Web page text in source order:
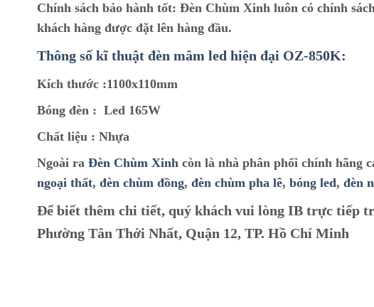
Chính sách bảo hành tốt: Đèn Chùm Xinh luôn có chính
khách hàng được đặt lên hàng đầu.
Thông số kĩ thuật đèn mâm led hiện đại OZ-850K:
Kích thước :1100x110mm
Bóng đèn : Led 165W
Chất liệu : Nhựa
Ngoài ra Đèn Chùm Xinh còn là nhà phân phối chính hãng
ngoại thất, đèn chùm đồng, đèn chùm pha lê, bóng led, đèn
Để biết thêm chi tiết, quý khách vui lòng IB trực tiếp
Phường Tân Thới Nhất, Quận 12, TP. Hồ Chí Minh